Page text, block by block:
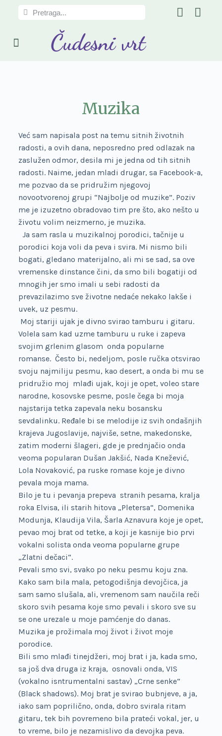
p
Čudesni vrt
Muzika
Već sam napisala post na temu sitnih životnih
radosti, a ovih dana, neposredno pred odlazak na
zaslužen odmor, desila mi je jedna od tih sitnih
radosti. Naime, jedan mladi drugar, sa Facebook-a,
me pozvao da se pridružim njegovoj
novootvorenoj grupi “Najbolje od muzike”. Poziv
me je izuzetno obradovao tim pre što, ako nešto u
životu volim neizmerno, je muzika.
Ja sam rasla u muzikalnoj porodici, tačnije u
porodici koja voli da peva i svira. Mi nismo bili
bogati, gledano materijalno, ali mi se sad, sa ove
vremenske dinstance čini, da smo bili bogatiji od
mnogih jer smo imali u sebi radosti da
prevazilazimo sve životne nedaće nekako lakše i
uvek, uz pesmu.
Moj stariji ujak je divno svirao tamburu i gitaru.
Volela sam kad uzme tamburu u ruke i zapeva
svojim grlenim glasom onda popularne
romanse. Često bi, nedeljom, posle ručka otsvirao
svoju najmiliju pesmu, kao desert, a onda bi mu se
pridružio moj mlađi ujak, koji je opet, voleo stare
narodne, kosovske pesme, posle čega bi moja
najstarija tetka zapevala neku bosansku
sevdalinku. Ređale bi se melodije iz svih ondašnjih
krajeva Jugoslavije, najviše, setne, makedonske,
zatim moderni šlageri, gde je prednjačio onda
veoma popularan Dušan Jakšić, Nada Knežević,
Lola Novaković, pa ruske romase koje je divno
pevala moja mama.
Bilo je tu i pevanja prepeva stranih pesama, kralja
roka Elvisa, ili starih hitova „Pletersa“, Domenika
Modunja, Klaudija Vila, Šarla Aznavura koje je opet,
pevao moj brat od tetke, a koji je kasnije bio prvi
vokalni solista onda veoma popularne grupe
„Zlatni dečaci“.
Pevali smo svi, svako po neku pesmu koju zna.
Kako sam bila mala, petogodišnja devojčica, ja
sam samo slušala, ali, vremenom sam naučila reči
skoro svih pesama koje smo pevali i skoro sve su
se one urezale u moje pamćenje do danas.
Muzika je prožimala moj život i život moje
porodice.
Bili smo mlađi tinejdžeri, moj brat i ja, kada smo,
sa još dva druga iz kraja, osnovali onda, VIS
(vokalno isntrumentalni sastav) „Crne senke“
(Black shadows). Moj brat je svirao bubnjeve, a ja,
iako sam poprilično, onda, dobro svirala ritam
gitaru, tek bih povremeno bila prateći vokal, jer, u
to vreme, bilo je nezamislivo da devojka peva.